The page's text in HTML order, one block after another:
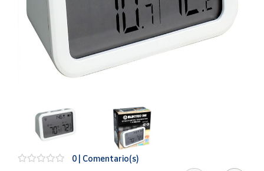
populares
Bono
novedades
de Correos
Market
Productos
0 | Comentario(s)